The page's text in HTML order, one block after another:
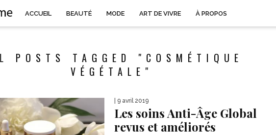
ACCUEIL BEAUTÉ MODE ART DE VIVRE À PROPOS
POSTS TAGGED "COSMÉTIQUE
VÉGÉTALE"
| 9 avril 2019
Les soins Anti-Âge Global
revus et améliorés